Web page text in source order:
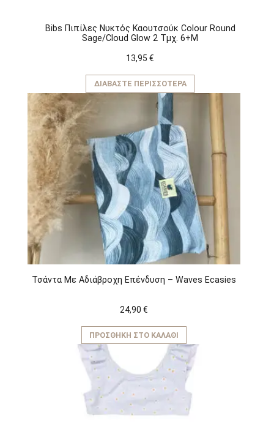
Bibs Πιπίλες Νυκτός Καουτσούκ Colour Round
Sage/Cloud Glow 2 Τμχ. 6+M
13,95 €
ΔΙΑΒΆΣΤΕ ΠΕΡΙΣΣΌΤΕΡΑ
Τσάντα Με Αδιάβροχη Επένδυση – Waves Ecasies
24,90 €
ΠΡΟΣΘΉΚΗ ΣΤΟ ΚΑΛΆΘΙ